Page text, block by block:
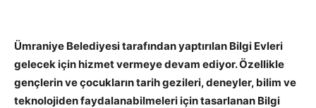
Ümraniye Belediyesi tarafından yaptırılan Bilgi Evleri
gelecek için hizmet vermeye devam ediyor. Özellikle
gençlerin ve çocukların tarih gezileri, deneyler, bilim ve
teknolojiden faydalanabilmeleri için tasarlanan Bilgi